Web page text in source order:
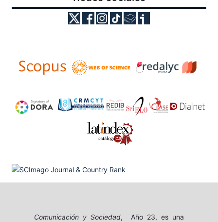
Comunicación y Sociedad, Año 23, es una